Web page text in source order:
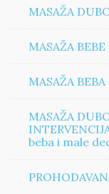
MASAŽA
MASAŽA
MASAŽA BEBA
MASAŽA
beba i male